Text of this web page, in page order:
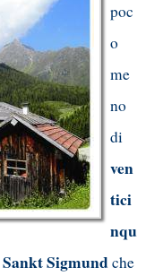
poc
o
me
no
di
ven
tici
nqu
Sankt Sigmundche